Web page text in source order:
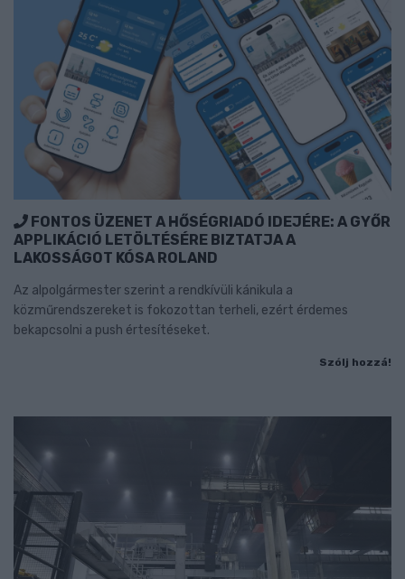
FONTOS ÜZENET A HŐSÉGRIADÓ IDEJÉRE: A GYŐR
APPLIKÁCIÓ LETÖLTÉSÉRE BIZTATJA A
LAKOSSÁGOT KÓSA ROLAND
Az alpolgármester szerint a rendkívüli kánikula a
közműrendszereket is fokozottan terheli, ezért érdemes
bekapcsolni a push értesítéseket.
Szólj hozzá!